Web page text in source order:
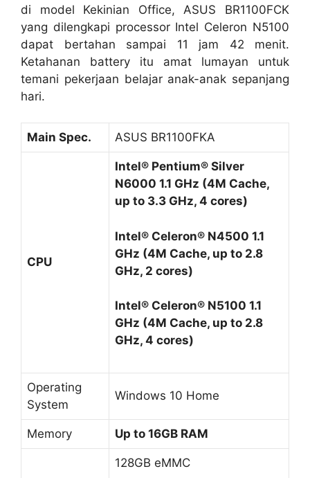
di model Kekinian Office, ASUS BR1100FCK
yang dilengkapi processor Intel Celeron N5100
dapat bertahan sampai 11 jam 42 menit.
Ketahanan battery itu amat lumayan untuk
temani pekerjaan belajar anak-anak sepanjang
hari.
Main Spec. ASUS BR1100FKA
CPU
Intel® Pentium® Silver
N6000 1.1 GHz (4M Cache,
up to 3.3 GHz, 4 cores)
Intel® Celeron® N4500 1.1
GHz (4M Cache, up to 2.8
GHz, 2 cores)
Intel® Celeron® N5100 1.1
GHz (4M Cache, up to 2.8
GHz, 4 cores)
Operating
System
Windows 10 Home
Memory Up to 16GB RAM
128GB eMMC